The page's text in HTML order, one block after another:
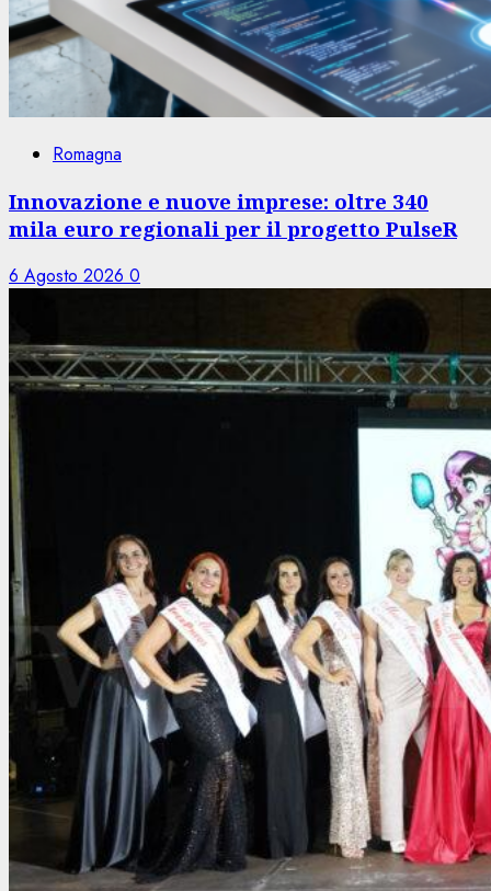
Romagna
Innovazione e nuove imprese: oltre 340
mila euro regionali per il progetto PulseR
6 Agosto 2026 0